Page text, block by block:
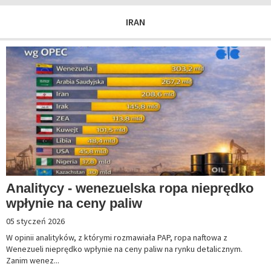
IRAN
Analitycy - wenezuelska ropa nieprędko
wpłynie na ceny paliw
05 styczeń 2026
W opinii analityków, z którymi rozmawiała PAP, ropa naftowa z
Wenezueli nieprędko wpłynie na ceny paliw na rynku detalicznym.
Zanim wenez...